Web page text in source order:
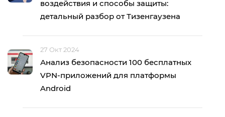
воздействия и способы защиты:
детальный разбор от Тизенгаузена
27 Окт 2024
Анализ безопасности 100 бесплатных
VPN-приложений для платформы
Android